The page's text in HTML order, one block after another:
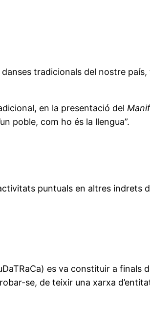
tradicionals del nostre
en la presentació del
poble, com ho és la llengua”.
puntuals en altres indrets
es va constituir a finals
se, de teixir una xarxa